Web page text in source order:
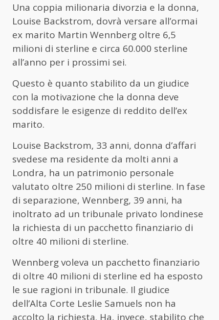
Una coppia milionaria divorzia e la donna,
Louise Backstrom, dovrà versare all’ormai
ex marito Martin Wennberg oltre 6,5
milioni di sterline e circa 60.000 sterline
all’anno per i prossimi sei.
Questo è quanto stabilito da un giudice
con la motivazione che la donna deve
soddisfare le esigenze di reddito dell’ex
marito.
Louise Backstrom, 33 anni, donna d’affari
svedese ma residente da molti anni a
Londra, ha un patrimonio personale
valutato oltre 250 milioni di sterline. In fase
di separazione, Wennberg, 39 anni, ha
inoltrato ad un tribunale privato londinese
la richiesta di un pacchetto finanziario di
oltre 40 milioni di sterline.
Wennberg voleva un pacchetto finanziario
di oltre 40 milioni di sterline ed ha esposto
le sue ragioni in tribunale. Il giudice
dell’Alta Corte Leslie Samuels non ha
accolto la richiesta. Ha, invece, stabilito che